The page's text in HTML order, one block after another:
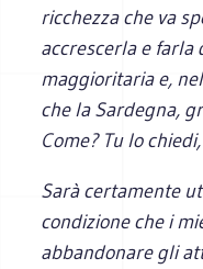
ricchezza che va
accrescerla e farla
maggioritaria e,
che la Sardegna,
Come? Tu lo
Sarà certamente
condizione che i
abbandonare gli